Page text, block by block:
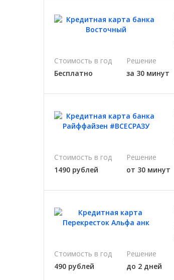
Стоимость в год
Бесплатно
Решение
за 30 минут
Стоимость в год
1490 рублей
Решение
от 30 минут
Стоимость в год
490 рублей
Решение
до 2 дней